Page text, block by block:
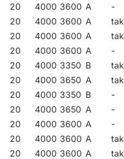
20 4000 3600 A -
20
4000 3600 A tak
20
4000 3600 A tak
20
4000 3600 A -
20
4000 3350 B tak
20
4000 3650 A tak
20
4000 3350 B -
20
4000 3650 A -
20
4000 3600 A -
20
4000 3600 A tak
20
4000 3600 A tak